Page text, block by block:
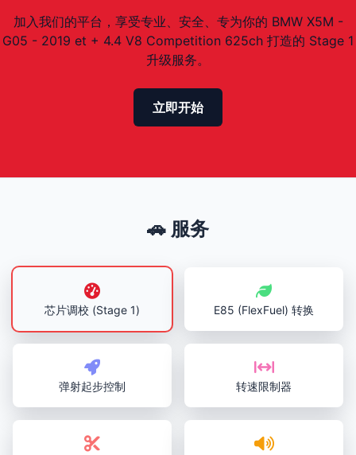
加入我们的平台，享受专业、安全、专为你的 BMW X5M -
G05 - 2019 et + 4.4 V8 Competition 625ch 打造的 Stage 1
升级服务。
立即开始
🚗 服务
芯片调校 (Stage 1) E85 (FlexFuel) 转换
弹射起步控制 转速限制器